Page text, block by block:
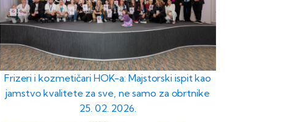
Frizeri i kozmetičari HOK-a: Majstorski ispit kao
jamstvo kvalitete za sve, ne samo za obrtnike
25. 02. 2026.